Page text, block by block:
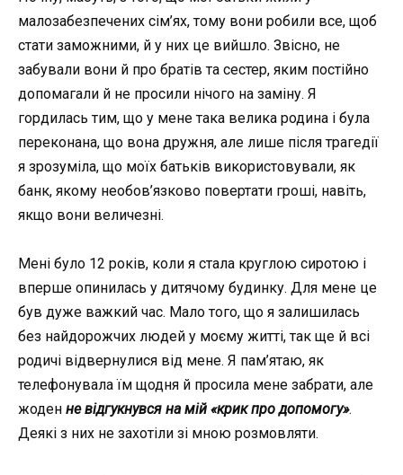
малозабезпечених сім’ях, тому вони робили все, щоб
стати заможними, й у них це вийшло. Звісно, не
забували вони й про братів та сестер, яким постійно
допомагали й не просили нічого на заміну. Я
гордилась тим, що у мене така велика родина і була
переконана, що вона дружня, але лише після трагедії
я зрозуміла, що моїх батьків використовували, як
банк, якому необов’язково повертати гроші, навіть,
якщо вони величезні.
Мені було 12 років, коли я стала круглою сиротою і
вперше опинилась у дитячому будинку. Для мене це
був дуже важкий час. Мало того, що я залишилась
без найдорожчих людей у моєму житті, так ще й всі
родичі відвернулися від мене. Я пам’ятаю, як
телефонувала їм щодня й просила мене забрати, але
жоден не відгукнувся на мій «крик про допомогу».
Деякі з них не захотіли зі мною розмовляти.